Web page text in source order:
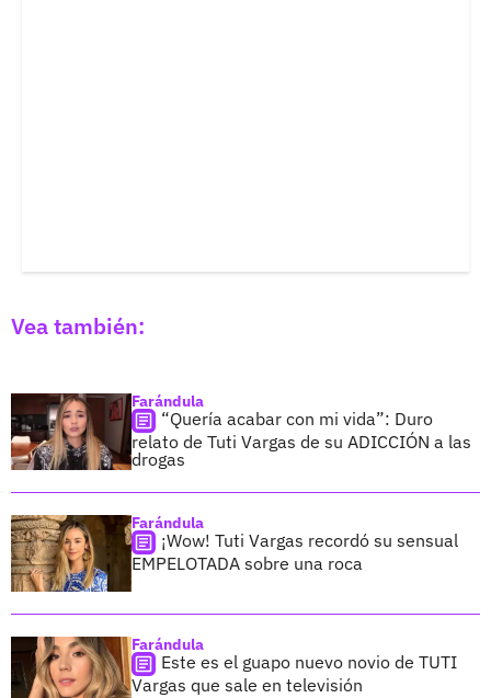
Vea también:
Farándula
“Quería acabar con mi vida”: Duro
relato de Tuti Vargas de su ADICCIÓN a las
drogas
Farándula
¡Wow! Tuti Vargas recordó su sensual
EMPELOTADA sobre una roca
Farándula
Este es el guapo nuevo novio de TUTI
Vargas que sale en televisión